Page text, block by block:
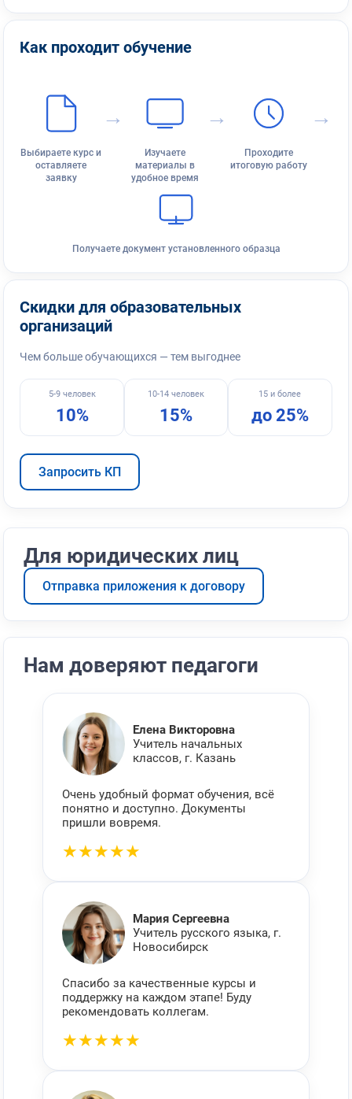
Как проходит обучение
Выбираете курс и
оставляете
заявку
→
Изучаете
материалы в
удобное время
→
Проходите
итоговую работу
→
Получаете документ установленного образца
Скидки для образовательных
организаций
Чем больше обучающихся — тем выгоднее
5-9 человек
10%
10-14 человек
15%
15 и более
до 25%
Запросить КП
Для юридических лиц
Отправка приложения к договору
Нам доверяют педагоги
Елена Викторовна
Учитель начальных
классов, г. Казань
Очень удобный формат обучения, всё
понятно и доступно. Документы
пришли вовремя.
★★★★★
Мария Сергеевна
Учитель русского языка, г.
Новосибирск
Спасибо за качественные курсы и
поддержку на каждом этапе! Буду
рекомендовать коллегам.
★★★★★